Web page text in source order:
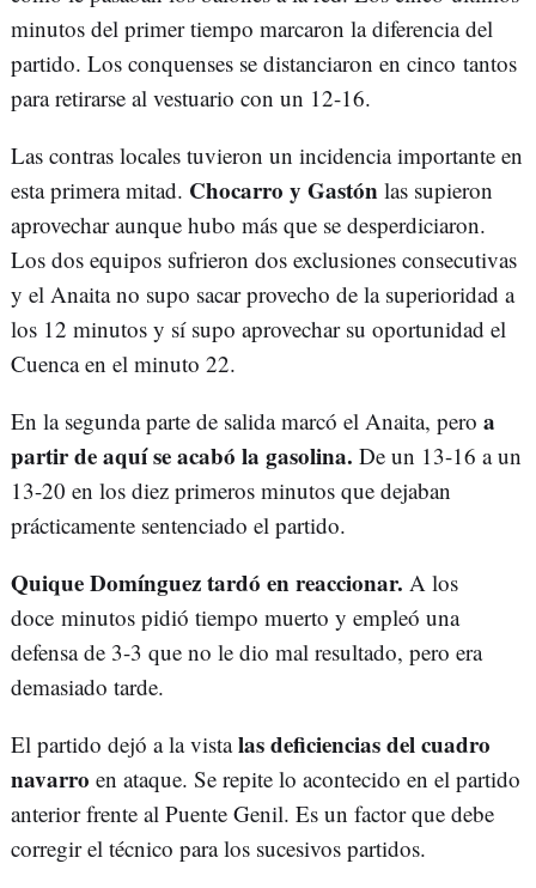
minutos del primer tiempo marcaron la diferencia del
partido. Los conquenses se distanciaron en cinco tantos
para retirarse al vestuario con un 12-16.
Las contras locales tuvieron un incidencia importante en
esta primera mitad. Chocarro y Gastón las supieron
aprovechar aunque hubo más que se desperdiciaron.
Los dos equipos sufrieron dos exclusiones consecutivas
y el Anaita no supo sacar provecho de la superioridad a
los 12 minutos y sí supo aprovechar su oportunidad el
Cuenca en el minuto 22.
En la segunda parte de salida marcó el Anaita, pero a
partir de aquí se acabó la gasolina. De un 13-16 a un
13-20 en los diez primeros minutos que dejaban
prácticamente sentenciado el partido.
Quique Domínguez tardó en reaccionar. A los
doce minutos pidió tiempo muerto y empleó una
defensa de 3-3 que no le dio mal resultado, pero era
demasiado tarde.
El partido dejó a la vistalas deficiencias del cuadro
navarro en ataque. Se repite lo acontecido en el partido
anterior frente al Puente Genil. Es un factor que debe
corregir el técnico para los sucesivos partidos.